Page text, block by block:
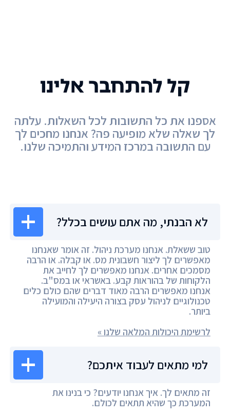
לא הבנתי, מה אתם עושים בכלל?
טוב ששאלת. אנחנו מערכת ניהול. זה אומר שאנחנו
מאפשרים לך ליצור חשבונית מס. או קבלה. או הרבה
מסמכים אחרים. אנחנו מאפשרים לך לחייב את
הלקוחות של בהוראות קבע. באשראי או במס"ב.
אנחנו מאפשרים הרבה מאוד דברים שהם כולם כלים
טכנולוגיים לניהול עסק בצורה היעילה והמועילה
ביותר.
לרשימת היכולות המלאה שלנו »
למי מתאים לעבוד איתכם?
זה מתאים לך. איך אנחנו יודעים? כי בנינו את
המערכת כך שהיא תתאים לכולם.
קל להתחבר אלינו
אספנו את כל התשובות לכל השאלות. עלתה
לך שאלה שלא מופיעה פה? אנחנו מחכים לך
עם התשובה במרכז המידע והתמיכה שלנו.